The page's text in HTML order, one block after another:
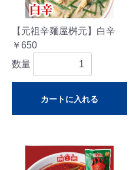
【元祖辛麺屋桝元】白辛
￥650
数量
カートに入れる